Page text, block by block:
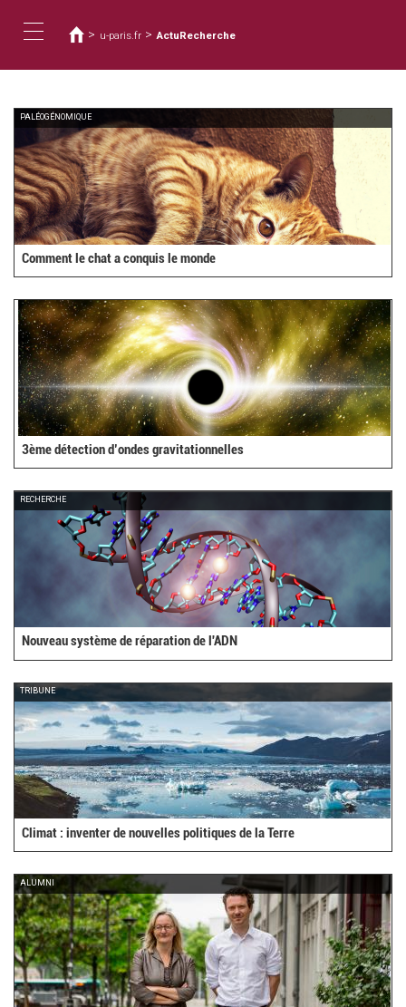
contenu
navigation
êtes
ici
> u-paris.fr > ActuRecherche
PALÉOGÉNOMIQUE
Comment le chat a conquis le monde
3ème détection d’ondes gravitationnelles
RECHERCHE
Nouveau système de réparation de l'ADN
TRIBUNE
Climat : inventer de nouvelles politiques de la Terre
ALUMNI